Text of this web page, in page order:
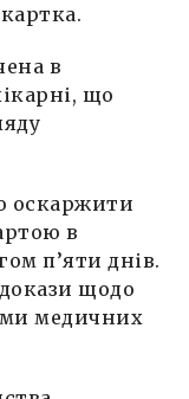
в
що
оскаржити
в
п’яти днів.
щодо
медичних